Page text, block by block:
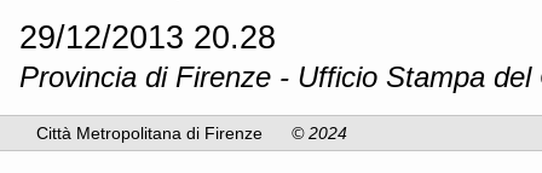
29/12/2013 20.28
Provincia di Firenze - Ufficio Stampa del
Città Metropolitana di Firenze © 2024